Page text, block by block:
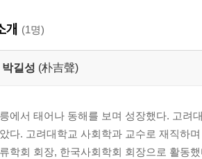
8. Identity, Authority, and Trust Reshaping
III. GLOBALIZATION OF K-POP
10. From B2C to B2B: Selling Korean
개 (1명)
박길성 (朴吉聲)
에서 태어나 동해를 보며 성장했다. 고려
다. 고려대학교 사회학과 교수로 재직하
학회 회장, 한국사회학회 회장으로 활동